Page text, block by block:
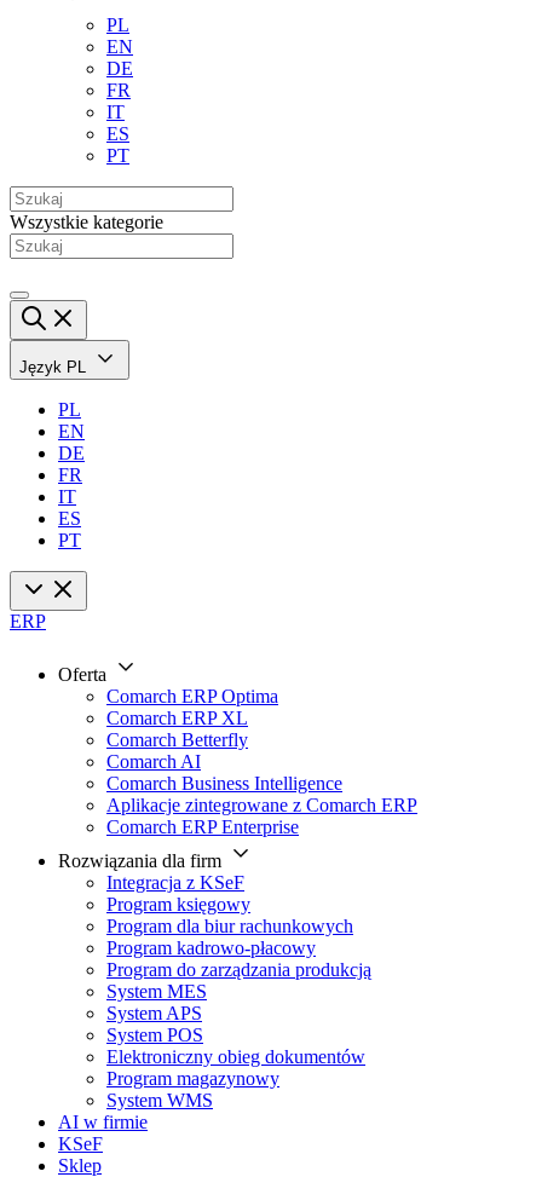
PL
EN
DE
FR
IT
ES
PT
Wszystkie kategorie
Język PL
PL
EN
DE
FR
IT
ES
PT
ERP
Oferta
Comarch ERP Optima
Comarch ERP XL
Comarch Betterfly
Comarch AI
Comarch Business Intelligence
Aplikacje zintegrowane z Comarch ERP
Comarch ERP Enterprise
Rozwiązania dla firm
Integracja z KSeF
Program księgowy
Program dla biur rachunkowych
Program kadrowo-płacowy
Program do zarządzania produkcją
System MES
System APS
System POS
Elektroniczny obieg dokumentów
Program magazynowy
System WMS
AI w firmie
KSeF
Sklep